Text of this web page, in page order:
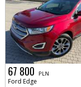
67 800 PLN
Ford Edge